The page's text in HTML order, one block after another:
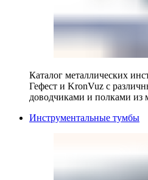
Каталог металлических
Гефест и KronVuz с
доводчиками и полками из
Инструментальные тумбы